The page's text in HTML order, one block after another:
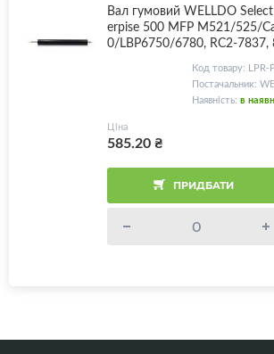
Вал гумовий WELLDO
erpise 500 MFP M521/525/
0/LBP6750/6780, RC2-7837,
Код товару: LPR-
Постачальник:
Наявність: в
Ціна
585.20₴
ПРИДБАТИ